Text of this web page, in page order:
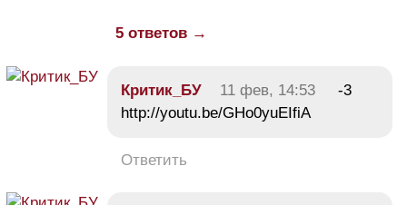
5 ответов →
Критик_БУ 11 фев, 14:53
-3
http://youtu.be/GHo0yuEIfiA
Ответить